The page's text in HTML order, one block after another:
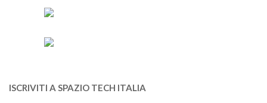
ISCRIVITI A SPAZIO TECH ITALIA